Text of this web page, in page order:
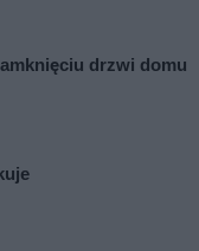
drzwi domu